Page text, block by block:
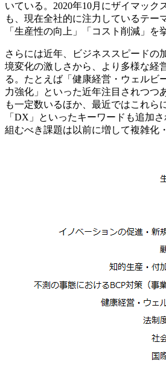
いている。2020年10月にザイマック
も、現在全社的に注力しているテー
「生産性の向上」「コスト削減」を
さらには近年、ビジネススピードの
境変化の激しさから、より多様な経
る。たとえば「健康経営・ウェルビ
力強化」といった近年注目されつつ
も一定数いるほか、最近ではこれら
「DX」といったキーワードも追加
組むべき課題は以前に増して複雑化